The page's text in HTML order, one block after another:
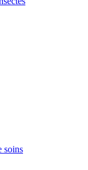
soins